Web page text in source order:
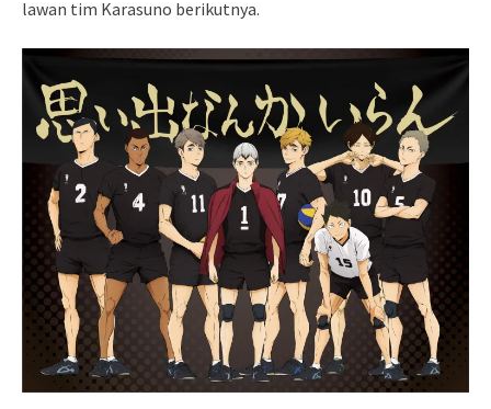
lawan tim Karasuno berikutnya.